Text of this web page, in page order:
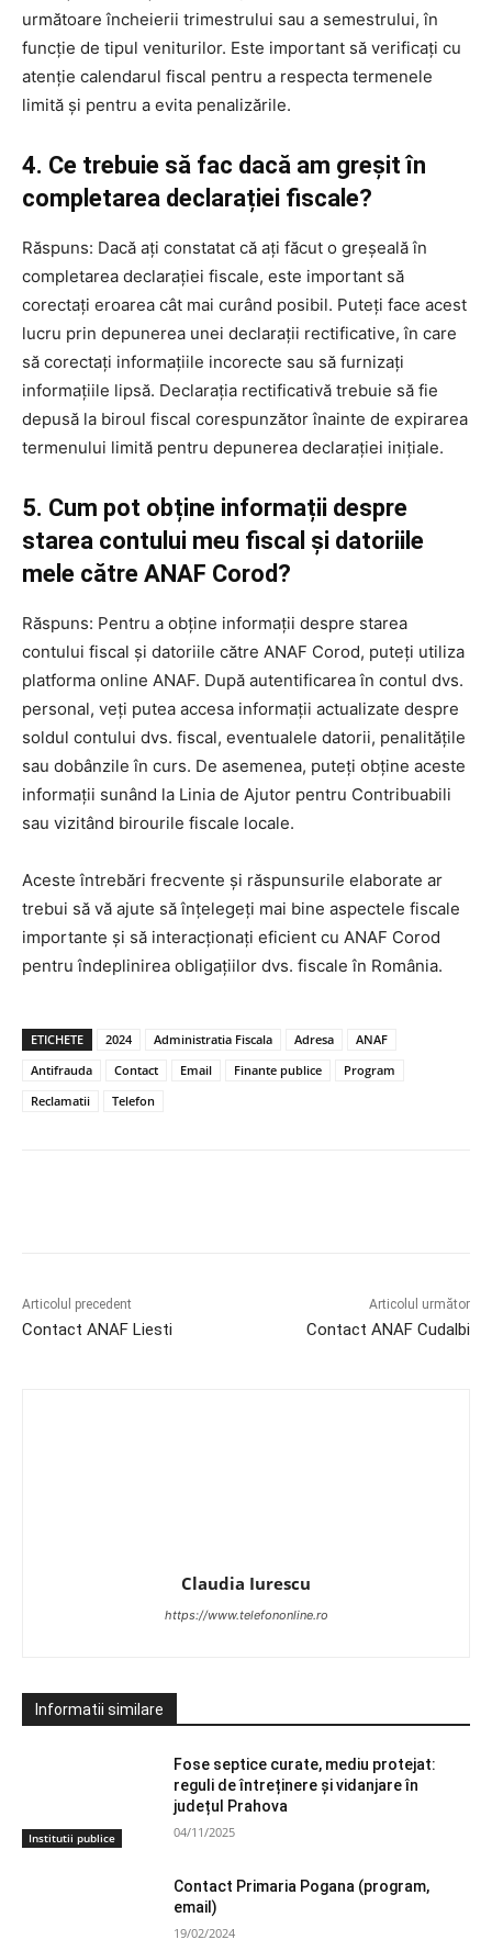
următoare încheierii trimestrului sau a semestrului, în
funcție de tipul veniturilor. Este important să verificați cu
atenție calendarul fiscal pentru a respecta termenele
limită și pentru a evita penalizările.
4. Ce trebuie să fac dacă am greșit în
completarea declarației fiscale?
Răspuns: Dacă ați constatat că ați făcut o greșeală în
completarea declarației fiscale, este important să
corectați eroarea cât mai curând posibil. Puteți face acest
lucru prin depunerea unei declarații rectificative, în care
să corectați informațiile incorecte sau să furnizați
informațiile lipsă. Declarația rectificativă trebuie să fie
depusă la biroul fiscal corespunzător înainte de expirarea
termenului limită pentru depunerea declarației inițiale.
5. Cum pot obține informații despre
starea contului meu fiscal și datoriile
mele către ANAF Corod?
Răspuns: Pentru a obține informații despre starea
contului fiscal și datoriile către ANAF Corod, puteți utiliza
platforma online ANAF. După autentificarea în contul dvs.
personal, veți putea accesa informații actualizate despre
soldul contului dvs. fiscal, eventualele datorii, penalitățile
sau dobânzile în curs. De asemenea, puteți obține aceste
informații sunând la Linia de Ajutor pentru Contribuabili
sau vizitând birourile fiscale locale.
Aceste întrebări frecvente și răspunsurile elaborate ar
trebui să vă ajute să înțelegeți mai bine aspectele fiscale
importante și să interacționați eficient cu ANAF Corod
pentru îndeplinirea obligațiilor dvs. fiscale în România.
ETICHETE 2024 Administratia Fiscala Adresa
ANAF
Antifrauda
Contact Email Finante publice
Program
Reclamatii
Telefon
Articolul precedent
Contact ANAF Liesti
Articolul următor
Contact ANAF Cudalbi
Claudia Iurescu
https://www.telefononline.ro
Informatii similare
Institutii publice
Fose septice curate, mediu protejat:
reguli de întreținere și vidanjare în
județul Prahova
04/11/2025
Contact Primaria Pogana (program,
email)
19/02/2024